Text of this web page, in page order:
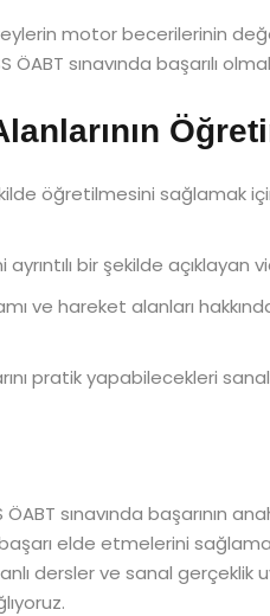
motor becerilerinin
sınavında başarılı
öğretilmesini sağlamak
bir şekilde açıklayan
hareket alanları hakkında
pratik yapabilecekleri
sınavında başarının
elde etmelerini
dersler ve sanal gerçeklik